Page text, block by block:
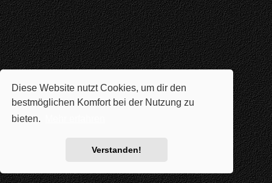
Diese Website nutzt Cookies, um dir den
bestmöglichen Komfort bei der Nutzung zu
bieten.
Verstanden!